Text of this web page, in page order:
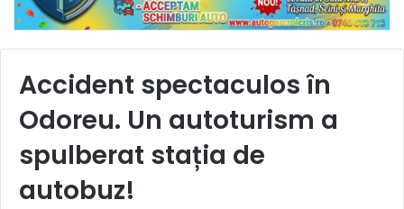
Accident spectaculos în
Odoreu. Un autoturism a
spulberat stația de
autobuz!